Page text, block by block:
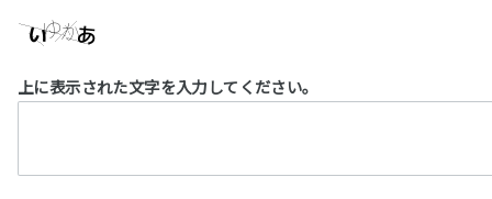
上に表示された文字を入力してください。